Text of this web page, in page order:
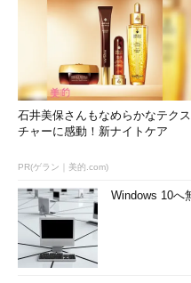
石井美保さんもなめらかなテクス
チャーに感動！新ナイトケア
PR(ゲラン｜美的.com)
Windows 10へ